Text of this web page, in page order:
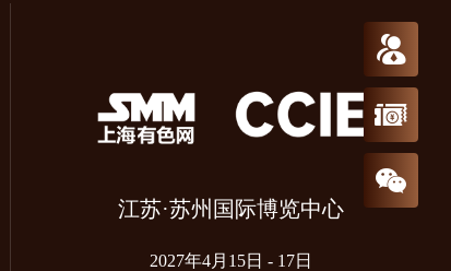
江苏·苏州国际博览中心
2027年4月15日 - 17日
免费预约参
报名参会
关注